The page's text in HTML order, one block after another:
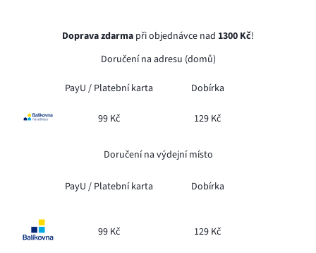
Doprava zdarma při objednávce nad 1300 Kč!
Doručení na adresu (domů)
PayU / Platební karta Dobírka
99 Kč 129 Kč
Doručení na výdejní místo
PayU / Platební karta Dobírka
99 Kč 129 Kč